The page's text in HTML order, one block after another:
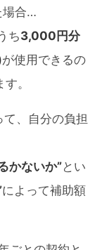
場合…
ち3,000円分
が使用できるの
。
、自分の負担
かないか”とい
によって補助額